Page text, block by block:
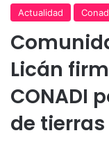
Actualidad
Licán
CONADI
de tierras